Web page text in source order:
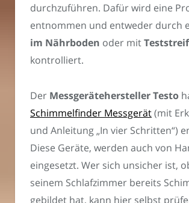
durchzuführen. Dafür wird eine
entnommen und entweder durch
im Nährboden oder mit
kontrolliert.
Der Messgerätehersteller Testo
Schimmelfinder Messgerät(mit
und Anleitung „In vier Schritten“)
Diese Geräte, werden auch von
eingesetzt. Wer sich unsicher ist,
seinem Schlafzimmer bereits
gebildet hat, kann hier selbst